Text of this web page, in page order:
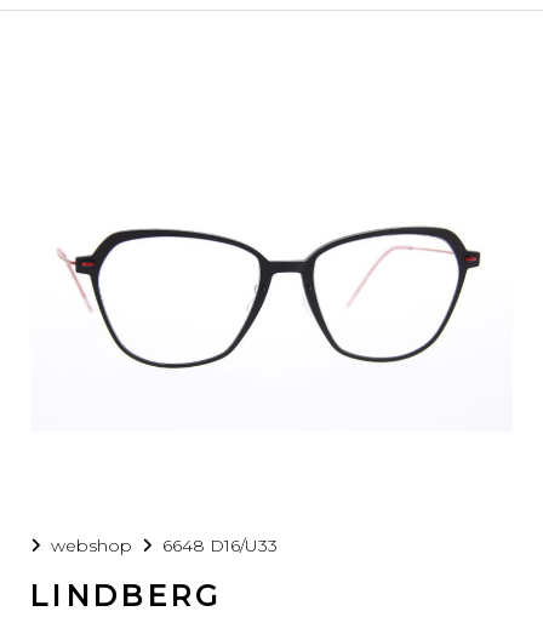
webshop 6648 D16/U33
LINDBERG